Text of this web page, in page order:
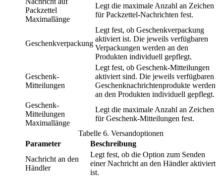
Packzettel
Maximallänge
Legt die maximale Anzahl an Zeichen
für Packzettel-Nachrichten fest.
Geschenkverpackung
Legt fest, ob Geschenkverpackung
aktiviert ist. Die jeweils verfügbaren
Verpackungen werden an den
Produkten individuell gepflegt.
Geschenk-
Mitteilungen
Legt fest, ob Geschenk-Mitteilungen
aktiviert sind. Die jeweils verfügbaren
Geschenknachrichtenprodukte werden
an den Produkten individuell gepflegt.
Geschenk-
Mitteilungen
Maximallänge
Legt die maximale Anzahl an Zeichen
für Geschenk-Mitteilungen fest.
Tabelle 6. Versandoptionen
Parameter
Beschreibung
Nachricht an den
Händler
Legt fest, ob die Option zum Senden
einer Nachricht an den Händler aktiviert
ist.